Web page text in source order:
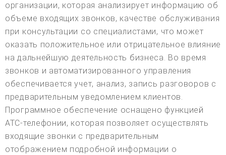
организации, которая анализирует информацию об
объеме входящих звонков, качестве обслуживания
при консультации со специалистами, что может
оказать положительное или отрицательное влияние
на дальнейшую деятельность бизнеса. Во время
звонков и автоматизированного управления
обеспечивается учет, анализ, запись разговоров с
предварительным уведомлением клиентов.
Программное обеспечение оснащено функцией
АТС-телефонии, которая позволяет осуществлять
входящие звонки с предварительным
отображением подробной информации о